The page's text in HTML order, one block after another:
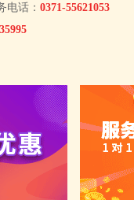
电话： 0371-55621053